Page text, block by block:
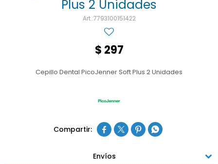
Plus 2 Unidades
7793100151422
$ 297
Cepillo Dental PicoJenner Soft Plus 2 Unidades
   
Envíos
Productos fraccionados